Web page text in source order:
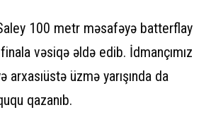
100 metr məsafəyə batterflay
vəsiqə əldə edib. İdmançımız
üzmə yarışında da
qazanıb.